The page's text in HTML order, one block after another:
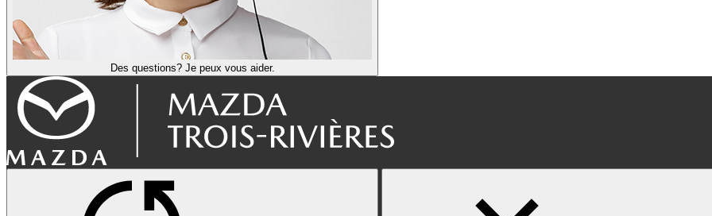
Des questions? Je peux vous aider.